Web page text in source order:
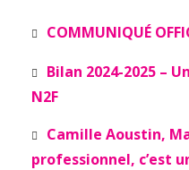
COMMUNIQUÉ
Bilan 2024-2025 –
N2F
Camille Aoustin,
professionnel, c’est